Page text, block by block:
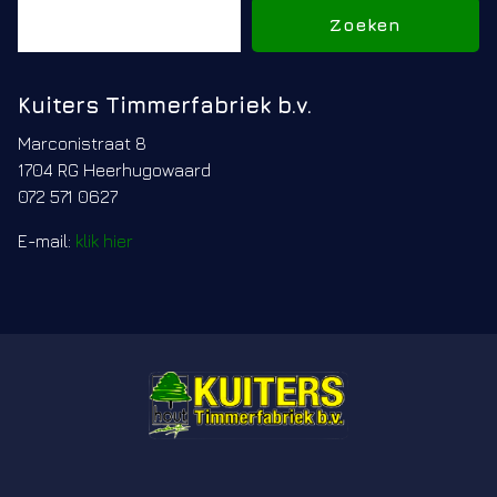
Zoeken
Kuiters Timmerfabriek b.v.
Marconistraat 8
1704 RG Heerhugowaard
072 571 0627
E-mail: klik hier